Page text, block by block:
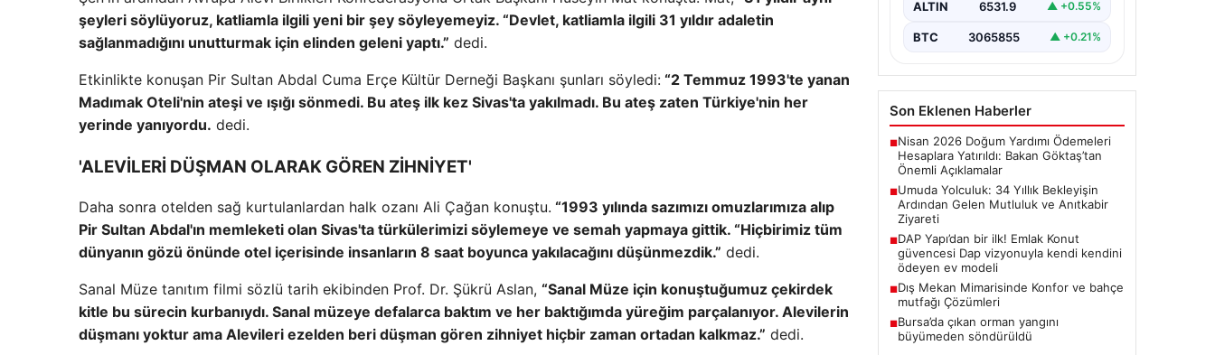
şeyleri söylüyoruz, katliamla ilgili yeni bir şey söyleyemeyiz. “Devlet, katliamla ilgili 31 yıldır adaletin
sağlanmadığını unutturmak için elinden geleni yaptı.” dedi.
Etkinlikte konuşan Pir Sultan Abdal Cuma Erçe Kültür Derneği Başkanı şunları söyledi: “2 Temmuz 1993'te yanan
Madımak Oteli'nin ateşi ve ışığı sönmedi. Bu ateş ilk kez Sivas'ta yakılmadı. Bu ateş zaten Türkiye'nin her
yerinde yanıyordu. dedi.
'ALEVİLERİ DÜŞMAN OLARAK GÖREN ZİHNİYET'
Daha sonra otelden sağ kurtulanlardan halk ozanı Ali Çağan konuştu. “1993 yılında sazımızı omuzlarımıza alıp
Pir Sultan Abdal'ın memleketi olan Sivas'ta türkülerimizi söylemeye ve semah yapmaya gittik. “Hiçbirimiz tüm
dünyanın gözü önünde otel içerisinde insanların 8 saat boyunca yakılacağını düşünmezdik.” dedi.
Sanal Müze tanıtım filmi sözlü tarih ekibinden Prof. Dr. Şükrü Aslan, “Sanal Müze için konuştuğumuz çekirdek
kitle bu sürecin kurbanıydı. Sanal müzeye defalarca baktım ve her baktığımda yüreğim parçalanıyor. Alevilerin
düşmanı yoktur ama Alevileri ezelden beri düşman gören zihniyet hiçbir zaman ortadan kalkmaz.” dedi.
Zeynep Yıldırım çifti, evlat sahibi
ALTIN 6531.9 ▲ +0.55%
BTC 3065855 ▲ +0.21%
Son Eklenen Haberler
■Nisan 2026 Doğum Yardımı Ödemeleri
Hesaplara Yatırıldı: Bakan Göktaş’tan
Önemli Açıklamalar
■Umuda Yolculuk: 34 Yıllık Bekleyişin
Ardından Gelen Mutluluk ve Anıtkabir
Ziyareti
■DAP Yapı’dan bir ilk! Emlak Konut
güvencesi Dap vizyonuyla kendi kendini
ödeyen ev modeli
■Dış Mekan Mimarisinde Konfor ve bahçe
mutfağı Çözümleri
■Bursa’da çıkan orman yangını
büyümeden söndürüldü